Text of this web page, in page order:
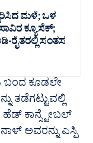
ಮಳೆ; ಒಳ
ಕ್ಯೂಸೆಕ್;
ರೈತರಲ್ಲಿ ಸಂತಸ
ಬಂದ ಕೂಡಲೇ
ತಡೆಗಟ್ಟುವಲ್ಲಿ
ಹೆಡ್ ಕಾನ್ಸ್ಟೇಬಲ್
ಅವರನ್ನು ಎಸ್ಪಿ